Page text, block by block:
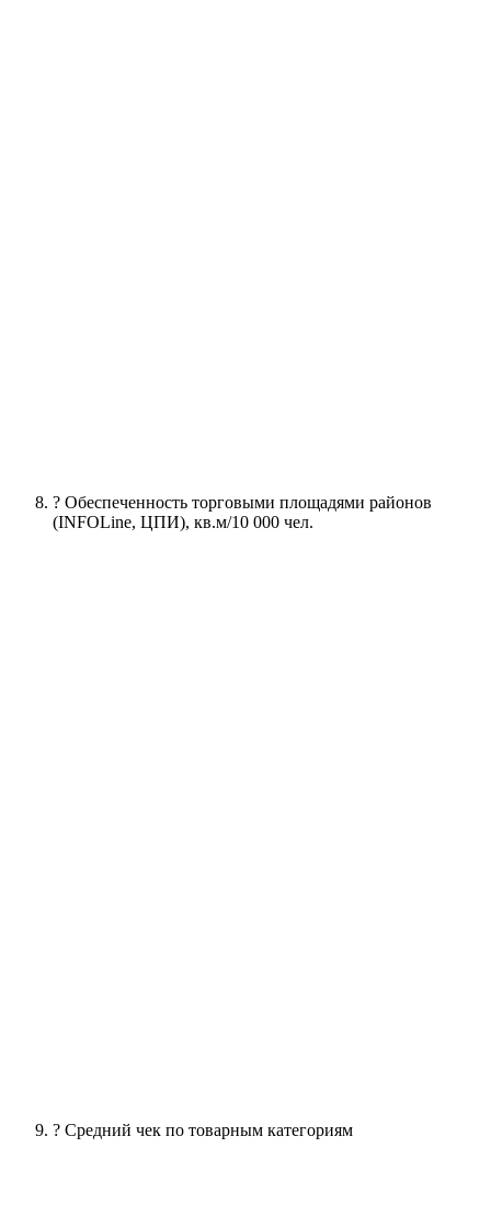
? Обеспеченность торговыми площадями районов
(INFOLine, ЦПИ), кв.м/10 000 чел.
? Средний чек по товарным категориям